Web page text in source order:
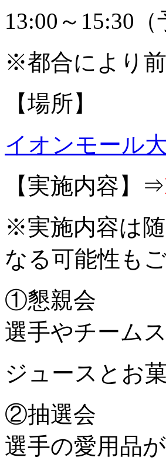
13:00～15:30（
※都合により
【場所】
イオンモール
【実施内容】⇒
※実施内容は
なる可能性も
①懇親会
選手やチーム
ジュースとお
②抽選会
選手の愛用品